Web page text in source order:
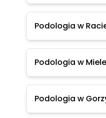
Podologia w
Podologia w
Podologia w